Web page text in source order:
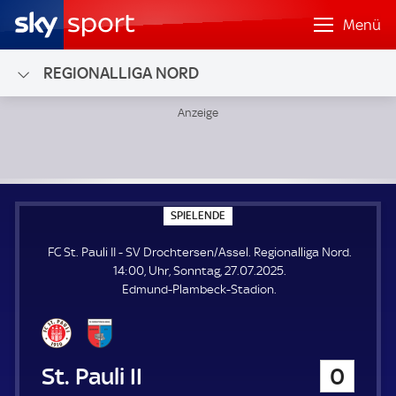
Menü
REGIONALLIGA NORD
SPIELENDE
P
E
L
E
N
FC St. Pauli II - SV Drochtersen/Assel. Regionalliga Nord.
14:00, Uhr, Sonntag, 27.07.2025.
Edmund-Plambeck-Stadion.
FC St. Pauli II
0